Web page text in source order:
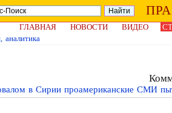
ГЛАВНАЯ НОВОСТИ ВИДЕО
аналитика
в Сирии проамериканские СМИ